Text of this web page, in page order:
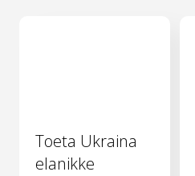
Toeta Ukraina
elanikke